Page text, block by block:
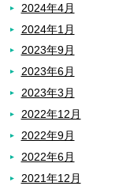
2024年4月
2024年1月
2023年9月
2023年6月
2023年3月
2022年12月
2022年9月
2022年6月
2021年12月